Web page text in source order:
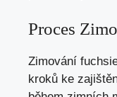
Proces
Zimování
kroků ke